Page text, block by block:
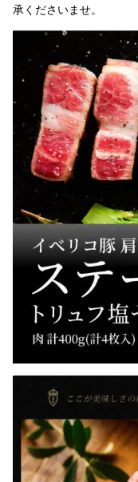
承くださいませ。